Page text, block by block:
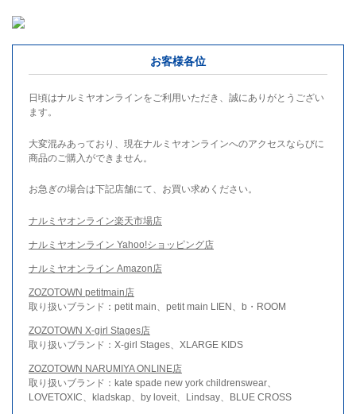
お客様各位
日頃はナルミヤオンラインをご利用いただき、誠にありがとうござい
ます。
大変混みあっており、現在ナルミヤオンラインへのアクセスならびに
商品のご購入ができません。
お急ぎの場合は下記店舗にて、お買い求めください。
ナルミヤオンライン楽天市場店
ナルミヤオンライン Yahoo!ショッピング店
ナルミヤオンライン Amazon店
ZOZOTOWN petitmain店
取り扱いブランド：petit main、petit main LIEN、b・ROOM
ZOZOTOWN X-girl Stages店
取り扱いブランド：X-girl Stages、XLARGE KIDS
ZOZOTOWN NARUMIYA ONLINE店
取り扱いブランド：kate spade new york childrenswear、
LOVETOXIC、kladskap、by loveit、Lindsay、BLUE CROSS